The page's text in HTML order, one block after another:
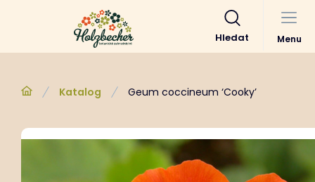
Hledat Menu
Katalog Geum coccineum ‘Cooky’